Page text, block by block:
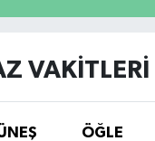
VAKITLERI
ÖĞLE